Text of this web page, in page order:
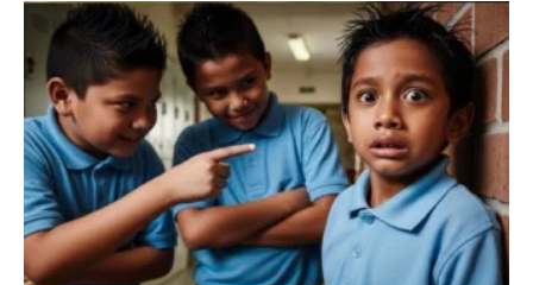
Semakan keputusan & rayuan:
26 Disember 2025 hingga 13 Januari 2026
Tarikh pendaftaran pelajar berjaya:
13 Januari 2026
Semakan keputusan rayuan:
6 hingga 10 Februari 2026